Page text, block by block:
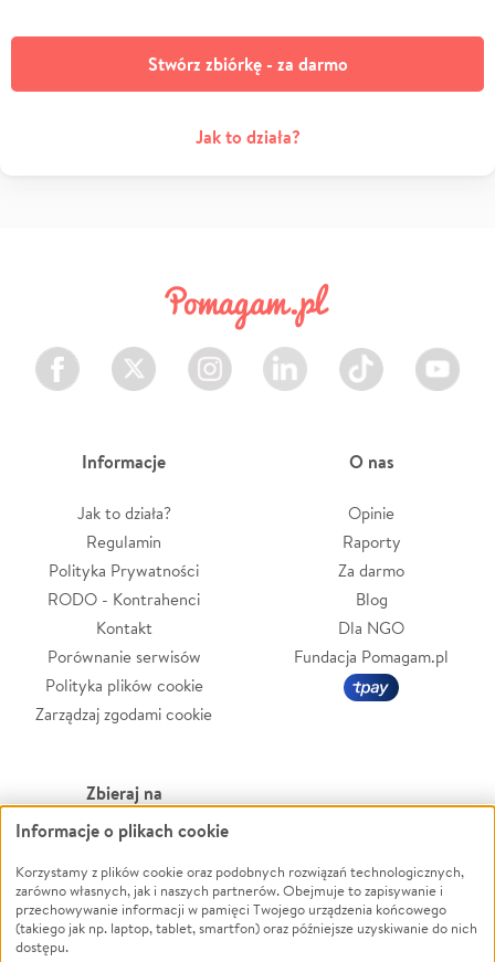
Stwórz zbiórkę - za darmo
Jak to działa?
Facebook Twitter Instagram LinkedIn TikTok Youtube
Informacje
Jak to działa?
Regulamin
Polityka Prywatności
RODO - Kontrahenci
Kontakt
Porównanie serwisów
Polityka plików cookie
Zarządzaj zgodami cookie
O nas
Opinie
Raporty
Za darmo
Blog
Dla NGO
Fundacja Pomagam.pl
Zbieraj na
Leczenie
Zwierzęta
Pożar
Ukraina
Powódź
Wichura
NGO
Informacje o plikach cookie
Korzystamy z plików cookie oraz podobnych rozwiązań technologicznych,
zarówno własnych, jak i naszych partnerów. Obejmuje to zapisywanie i
przechowywanie informacji w pamięci Twojego urządzenia końcowego
(takiego jak np. laptop, tablet, smartfon) oraz późniejsze uzyskiwanie do nich
dostępu.